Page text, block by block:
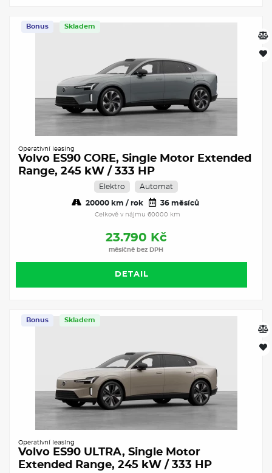
Skladem
Bonus
Operativní leasing
Volvo ES90 CORE, Single Motor Extended
Range, 245 kW / 333 HP
Elektro Automat
20000 km / rok 36 měsíců
Celkově v nájmu 60000 km
23.790 Kč
měsíčně bez DPH
DETAIL
Skladem
Bonus
Operativní leasing
Volvo ES90 ULTRA, Single Motor
Extended Range, 245 kW / 333 HP